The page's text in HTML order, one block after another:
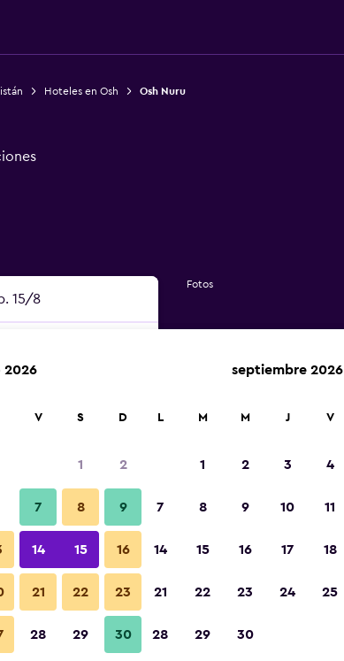
Hoteles en Osh Osh Nuru
15/8
precio por noche
noche
Ver oferta
Fotos
2026
V S D
1 2
7 8 9
14 15 16
21 22 23
28 29 30
septiembre 2026
L M M J V
1 2 3 4
7 8 9 10 11
14 15 16 17 18
21 22 23 24 25
28 29 30